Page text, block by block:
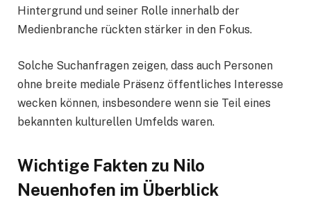
Hintergrund und seiner Rolle innerhalb der
Medienbranche rückten stärker in den Fokus.
Solche Suchanfragen zeigen, dass auch Personen
ohne breite mediale Präsenz öffentliches Interesse
wecken können, insbesondere wenn sie Teil eines
bekannten kulturellen Umfelds waren.
Wichtige Fakten zu Nilo
Neuenhofen im Überblick